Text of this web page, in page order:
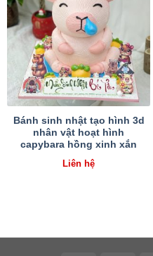
Bánh sinh nhật tạo hình 3d
nhân vật hoạt hình
capybara hồng xinh xắn
Liên hệ